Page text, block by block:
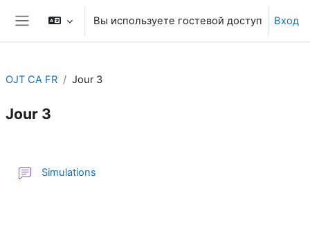
Перейти к основному содержанию
Боковая панель
Вы используете гостевой доступ Вход
OJT CA FR Jour 3
Jour 3
Simulations